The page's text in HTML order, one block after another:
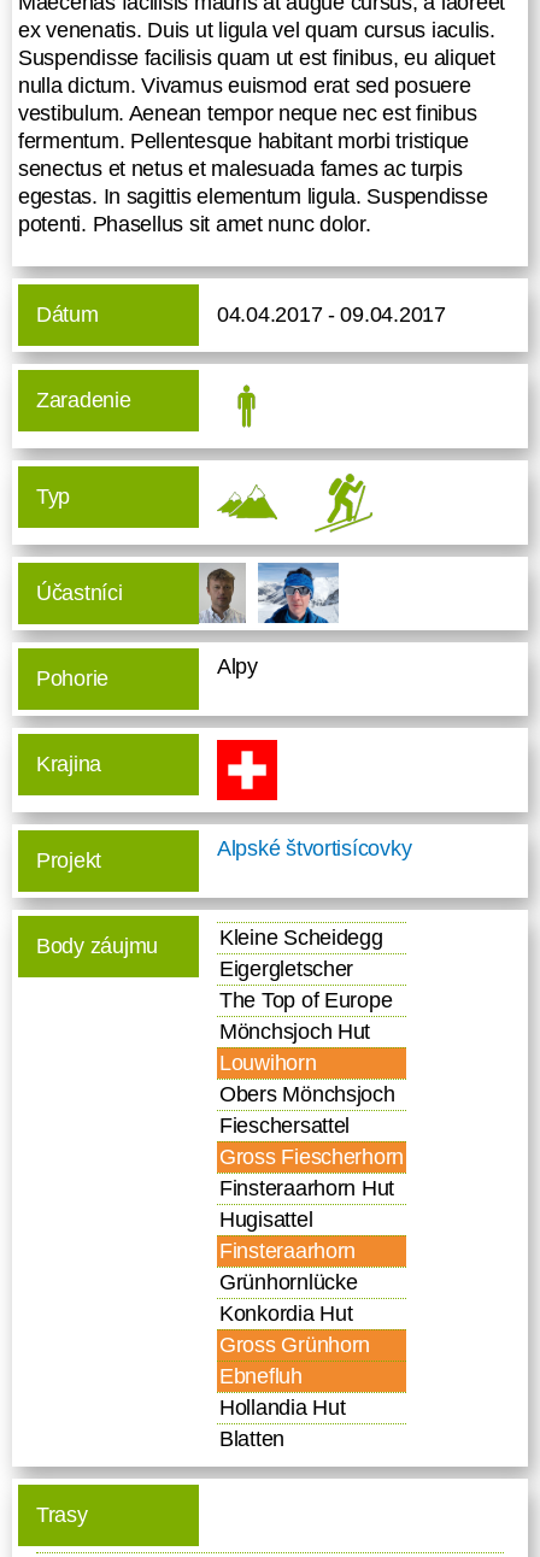
ex venenatis. Duis ut ligula vel quam cursus iaculis.
Suspendisse facilisis quam ut est finibus, eu aliquet
nulla dictum. Vivamus euismod erat sed posuere
vestibulum. Aenean tempor neque nec est finibus
fermentum. Pellentesque habitant morbi tristique
senectus et netus et malesuada fames ac turpis
egestas. In sagittis elementum ligula. Suspendisse
potenti. Phasellus sit amet nunc dolor.
Dátum 04.04.2017 - 09.04.2017
Zaradenie
Typ
Účastníci
Pohorie Alpy
Krajina
Projekt Alpské štvortisícovky
Body záujmu
Kleine Scheidegg
Eigergletscher
The Top of Europe
Mönchsjoch Hut
Louwihorn
Obers Mönchsjoch
Fieschersattel
Gross Fiescherhorn
Finsteraarhorn Hut
Hugisattel
Finsteraarhorn
Grünhornlücke
Konkordia Hut
Gross Grünhorn
Ebnefluh
Hollandia Hut
Blatten
Trasy